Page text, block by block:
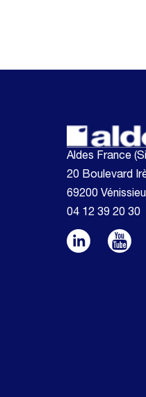
Aldes France
20 Boulevard
69200
04 12 39 20 30